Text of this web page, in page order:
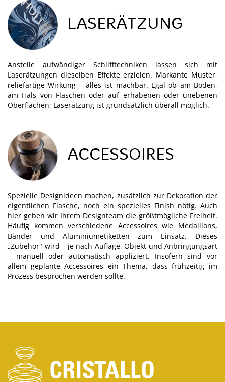
LASERÄTZUNG
Anstelle aufwändiger Schlifftechniken lassen sich mit
Laserätzungen dieselben Effekte erzielen. Markante Muster,
reliefartige Wirkung – alles ist machbar. Egal ob am Boden,
am Hals von Flaschen oder auf erhabenen oder unebenen
Oberflächen; Laserätzung ist grundsätzlich überall möglich.
ACCESSOIRES
Spezielle Designideen machen, zusätzlich zur Dekoration der
eigentlichen Flasche, noch ein spezielles Finish nötig. Auch
hier geben wir Ihrem Designteam die größtmögliche Freiheit.
Häufig kommen verschiedene Accessoires wie Medaillons,
Bänder und Aluminiumetiketten zum Einsatz. Dieses
„Zubehör" wird – je nach Auflage, Objekt und Anbringungsart
– manuell oder automatisch appliziert. Insofern sind vor
allem geplante Accessoires ein Thema, dass frühzeitig im
Prozess besprochen werden sollte.